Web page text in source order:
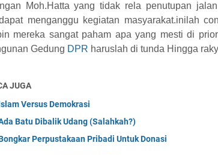
Moh.Hatta yang tidak rela penutupan
menganggu kegiatan masyarakat.inilah
mereka sangat paham apa yang mesti di
Gedung DPR haruslah di tunda Hingga
JUGA
Versus Demokrasi
Batu Dibalik Udang (Salahkah?)
Perpustakaan Pribadi Untuk Donasi